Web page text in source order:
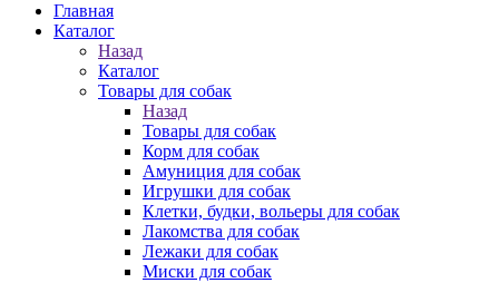
Главная
Каталог
Назад
Каталог
Товары для собак
Назад
Товары для собак
Корм для собак
Амуниция для собак
Игрушки для собак
Клетки, будки, вольеры для собак
Лакомства для собак
Лежаки для собак
Миски для собак